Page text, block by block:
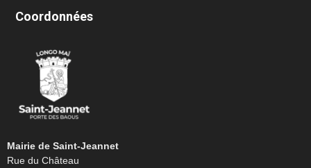
Coordonnées
Mairie de Saint-Jeannet
Rue du Château